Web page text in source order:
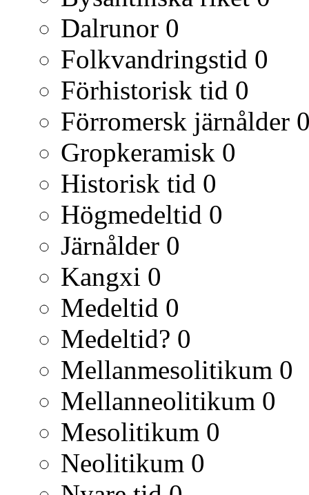
Dalrunor 0
Folkvandringstid 0
Förhistorisk tid 0
Förromersk järnålder
Gropkeramisk 0
Historisk tid 0
Högmedeltid 0
Järnålder 0
Kangxi 0
Medeltid 0
Medeltid? 0
Mellanmesolitikum 0
Mellanneolitikum 0
Mesolitikum 0
Neolitikum 0